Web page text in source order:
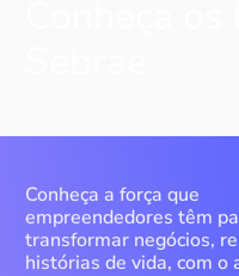
Conheça a força que
empreendedores têm
transformar negócios,
histórias de vida, com o